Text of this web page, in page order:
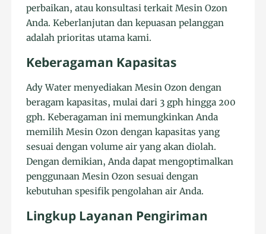
perbaikan, atau konsultasi terkait Mesin Ozon
Anda. Keberlanjutan dan kepuasan pelanggan
adalah prioritas utama kami.
Keberagaman Kapasitas
Ady Water menyediakan Mesin Ozon dengan
beragam kapasitas, mulai dari 3 gph hingga 200
gph. Keberagaman ini memungkinkan Anda
memilih Mesin Ozon dengan kapasitas yang
sesuai dengan volume air yang akan diolah.
Dengan demikian, Anda dapat mengoptimalkan
penggunaan Mesin Ozon sesuai dengan
kebutuhan spesifik pengolahan air Anda.
Lingkup Layanan Pengiriman